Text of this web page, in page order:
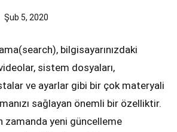
Şub 5, 2020
bilgisayarınızdaki
sistem dosyaları,
ve ayarlar gibi bir çok materyali
sağlayan önemli bir özelliktir.
zamanda yeni güncelleme